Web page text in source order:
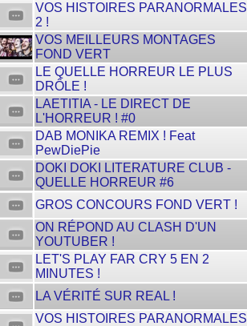
VOS HISTOIRES PARANORMALES
2 !
VOS MEILLEURS MONTAGES
FOND VERT
LE QUELLE HORREUR LE PLUS
DRÔLE !
LAETITIA - LE DIRECT DE
L'HORREUR ! #0
DAB MONIKA REMIX ! Feat
PewDiePie
DOKI DOKI LITERATURE CLUB -
QUELLE HORREUR #6
GROS CONCOURS FOND VERT !
ON RÉPOND AU CLASH D'UN
YOUTUBER !
LET'S PLAY FAR CRY 5 EN 2
MINUTES !
LA VÉRITÉ SUR REAL !
VOS HISTOIRES PARANORMALES